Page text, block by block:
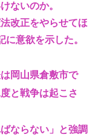
ないのか。
改正をやらせてほ
意欲を示した。
岡山県倉敷市で
と戦争は起こさ
ならない」と強調